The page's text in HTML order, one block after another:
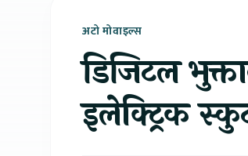
अटो मोवाइल्स
डिजिटल
इलेक्ट्रिक